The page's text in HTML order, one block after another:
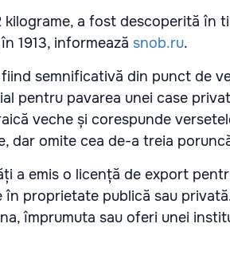
a fost descoperită în
1913, informează snob.ru.
semnificativă din punct de
pentru pavarea unei case
veche și corespunde
dar omite cea de-a treia
a emis o licență de export
în proprietate publică sau
împrumuta sau oferi unei